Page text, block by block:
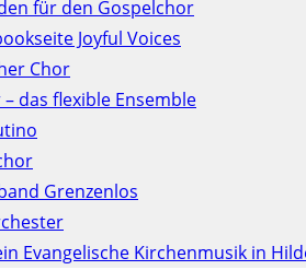
für den Gospelchor
Joyful Voices
Chor
das flexible Ensemble
Grenzenlos
Evangelische Kirchenmusik in